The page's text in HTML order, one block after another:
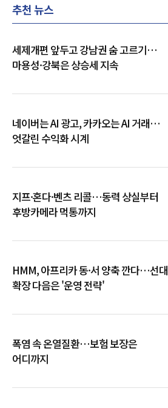
추천 뉴스
세제개편 앞두고 강남권 숨 고르기…
마용성·강북은 상승세 지속
네이버는 AI 광고, 카카오는 AI 거래…
엇갈린 수익화 시계
지프·혼다·벤츠 리콜…동력 상실부터
후방카메라 먹통까지
HMM, 아프리카 동·서 양축 깐다…선대
확장 다음은 '운영 전략'
폭염 속 온열질환…보험 보장은
어디까지